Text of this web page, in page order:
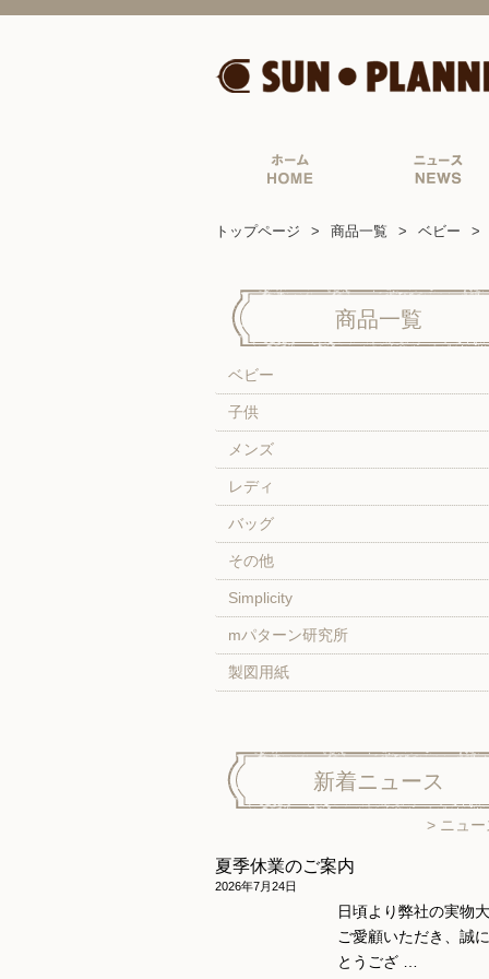
トップページ 商品一覧 ベビー
商品一覧
ベビー
子供
メンズ
レディ
バッグ
その他
Simplicity
mパターン研究所
製図用紙
新着ニュース
ニュ
夏季休業のご案内
2026年7月24日
日頃より弊社の実物
ご愛顧いただき、誠
とうござ …